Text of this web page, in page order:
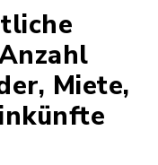
Miete,